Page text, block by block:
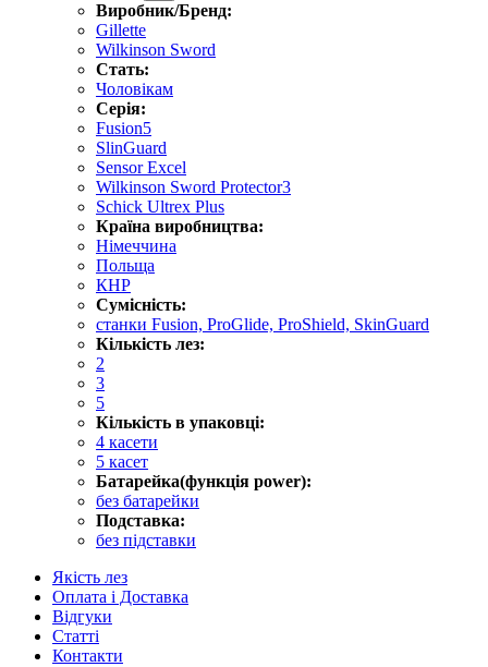
Виробник/Бренд:
Gillette
Wilkinson Sword
Стать:
Чоловікам
Серія:
Fusion5
SlinGuard
Sensor Excel
Wilkinson Sword Protector3
Schick Ultrex Plus
Країна виробництва:
Німеччина
Польща
КНР
Сумісність:
станки Fusion, ProGlide, ProShield, SkinGuard
Кількість лез:
2
3
5
Кількість в упаковці:
4 касети
5 касет
Батарейка(функція power):
без батарейки
Подставка:
без підставки
Якість лез
Оплата і Доставка
Відгуки
Статті
Контакти